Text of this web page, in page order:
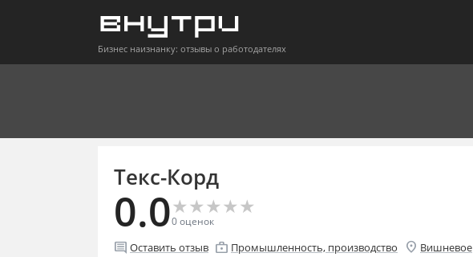
Бизнес наизнанку: отзывы о работодателях
Текс-Корд
0.0★
★★
★★
★★
★★
★
0оценок
comment Оставить отзыв enterprise Промышленность, производство location_on Вишневое